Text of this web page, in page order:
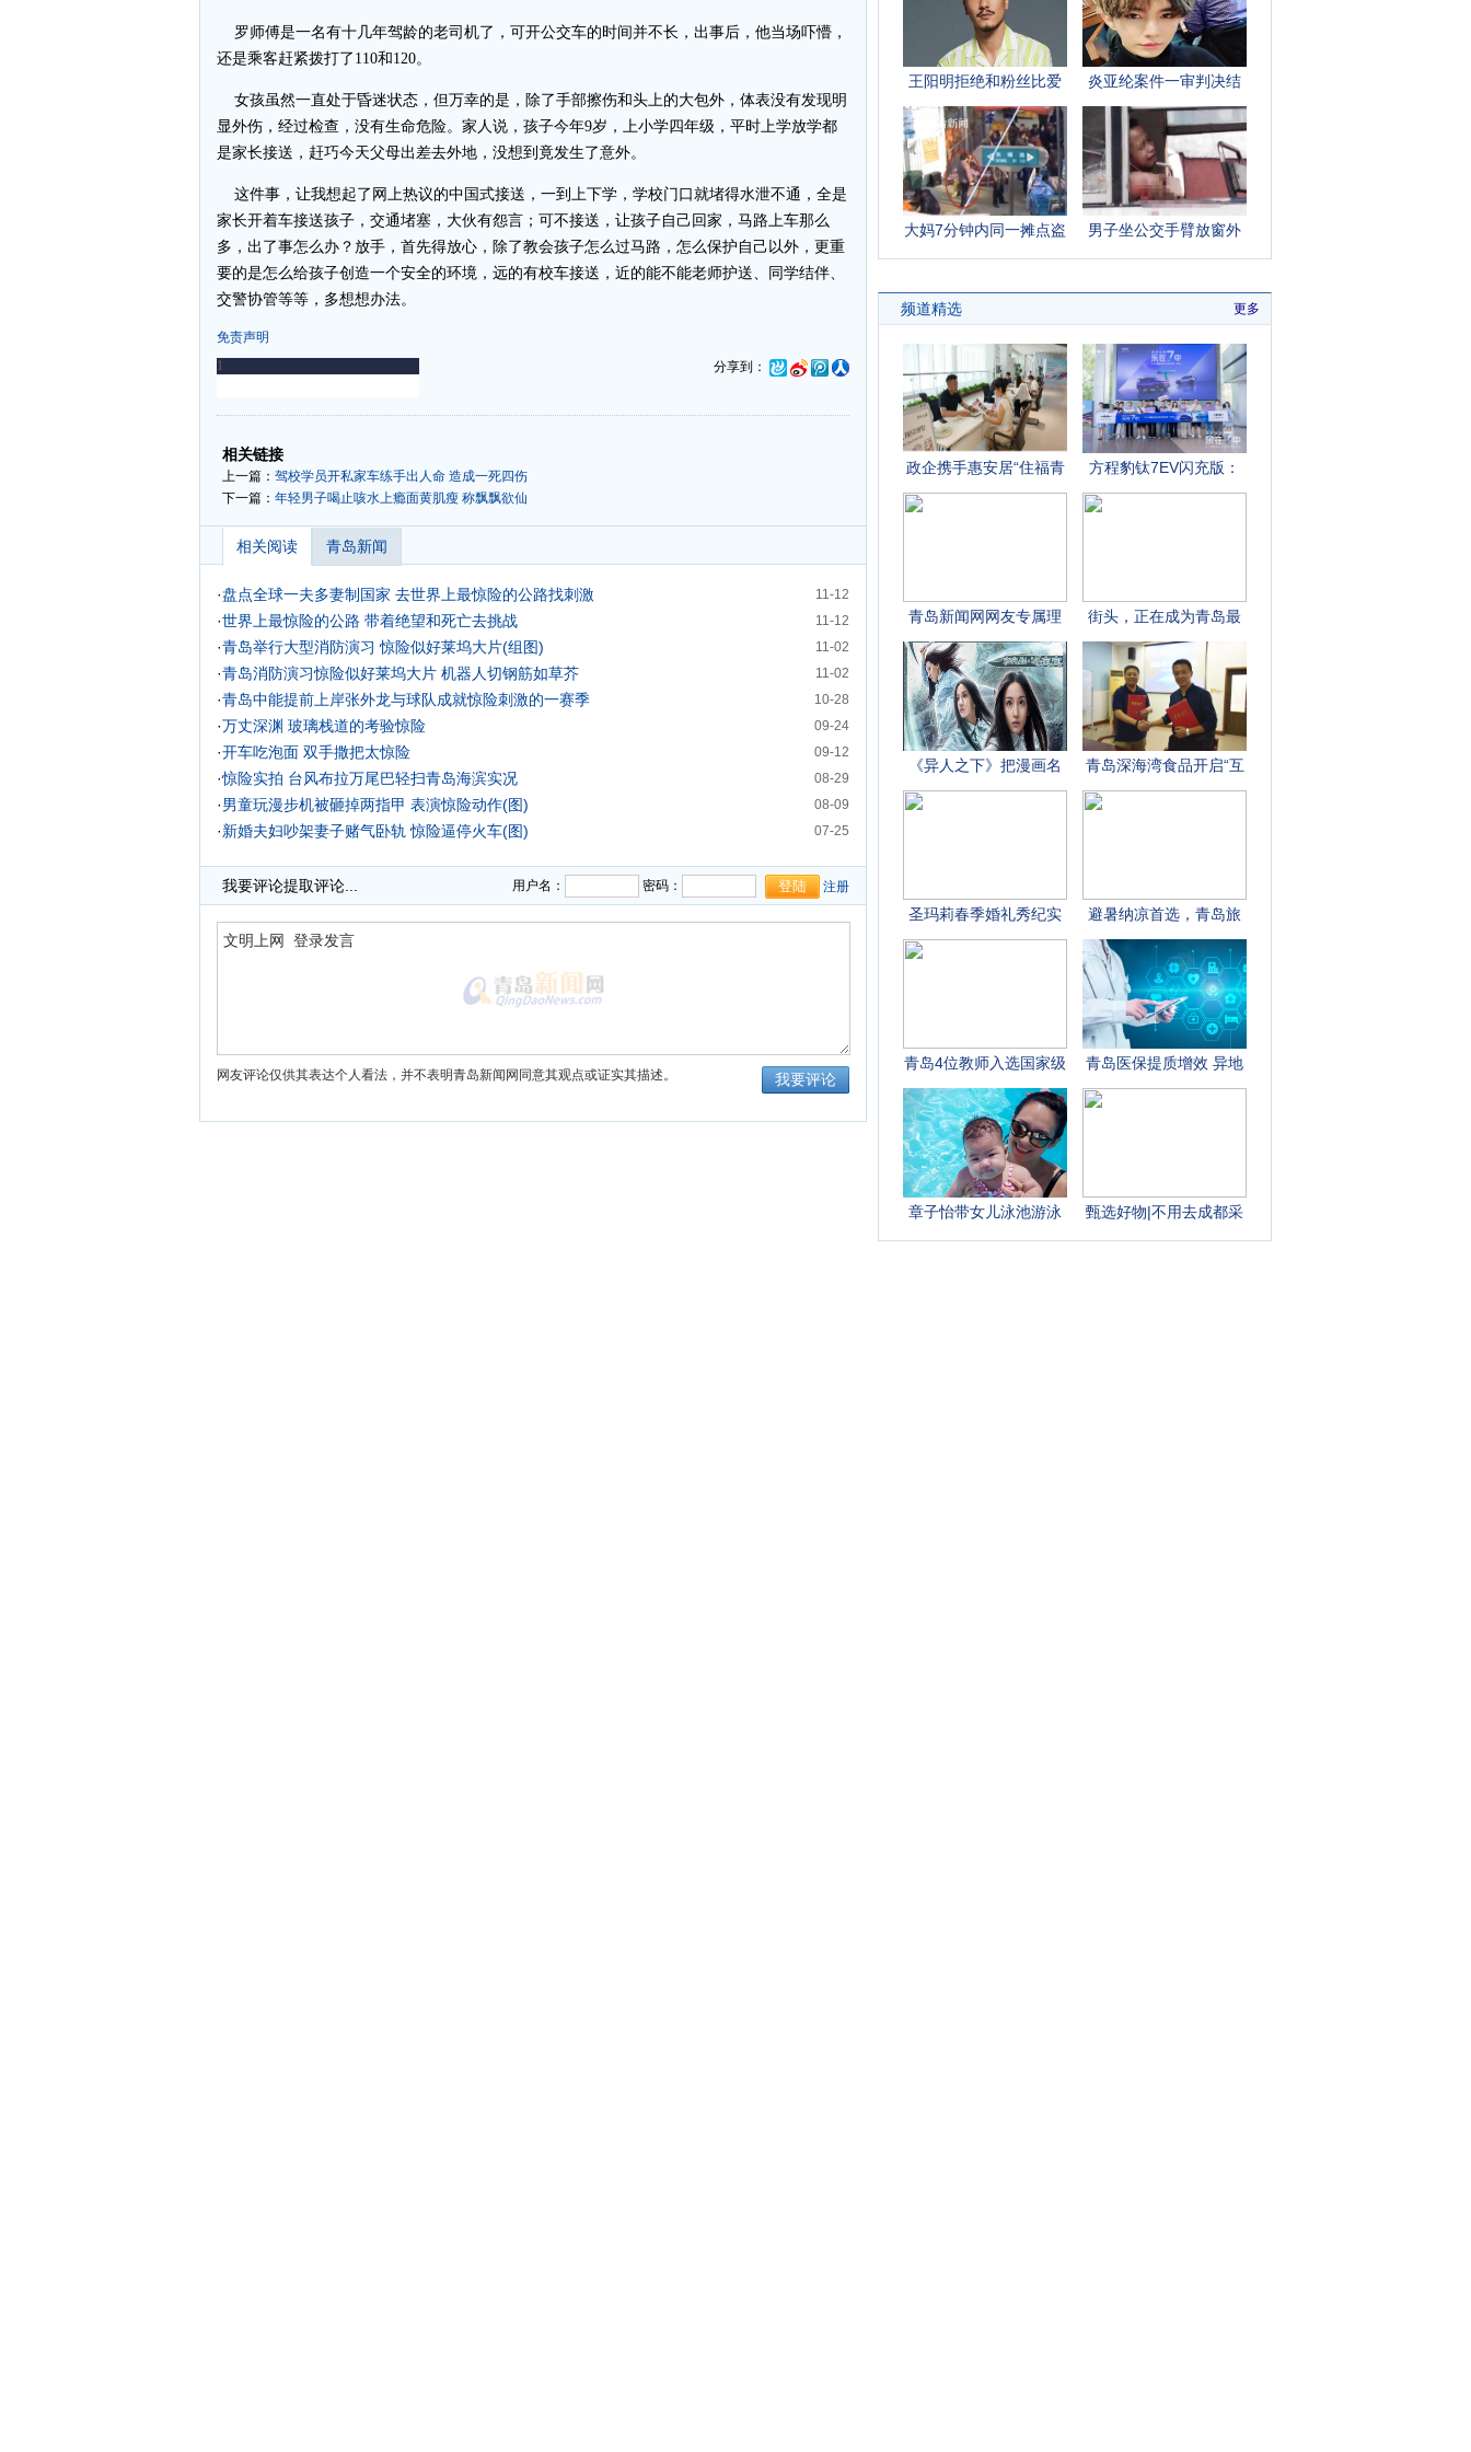
罗师傅是一名有十几年驾龄的老司机了，可开公交车的时间并不长，出事后，他当场吓懵，
还是乘客赶紧拨打了110和120。
女孩虽然一直处于昏迷状态，但万幸的是，除了手部擦伤和头上的大包外，体表没有发现明
显外伤，经过检查，没有生命危险。家人说，孩子今年9岁，上小学四年级，平时上学放学都
是家长接送，赶巧今天父母出差去外地，没想到竟发生了意外。
这件事，让我想起了网上热议的中国式接送，一到上下学，学校门口就堵得水泄不通，全是
家长开着车接送孩子，交通堵塞，大伙有怨言；可不接送，让孩子自己回家，马路上车那么
多，出了事怎么办？放手，首先得放心，除了教会孩子怎么过马路，怎么保护自己以外，更重
要的是怎么给孩子创造一个安全的环境，远的有校车接送，近的能不能老师护送、同学结伴、
交警协管等等，多想想办法。
免责声明
分享到：
-
相关链接
上一篇： 驾校学员开私家车练手出人命 造成一死四伤
下一篇： 年轻男子喝止咳水上瘾面黄肌瘦 称飘飘欲仙
相关阅读 青岛新闻
11-12
·盘点全球一夫多妻制国家 去世界上最惊险的公路找刺激
11-12
·世界上最惊险的公路 带着绝望和死亡去挑战
11-02
·青岛举行大型消防演习 惊险似好莱坞大片(组图)
11-02
·青岛消防演习惊险似好莱坞大片 机器人切钢筋如草芥
10-28
·青岛中能提前上岸张外龙与球队成就惊险刺激的一赛季
09-24
·万丈深渊 玻璃栈道的考验惊险
09-12
·开车吃泡面 双手撒把太惊险
08-29
·惊险实拍 台风布拉万尾巴轻扫青岛海滨实况
08-09
·男童玩漫步机被砸掉两指甲 表演惊险动作(图)
07-25
·新婚夫妇吵架妻子赌气卧轨 惊险逼停火车(图)
我要评论提取评论... 用户名： 密码： 注册
网友评论仅供其表达个人看法，并不表明青岛新闻网同意其观点或证实其描述。